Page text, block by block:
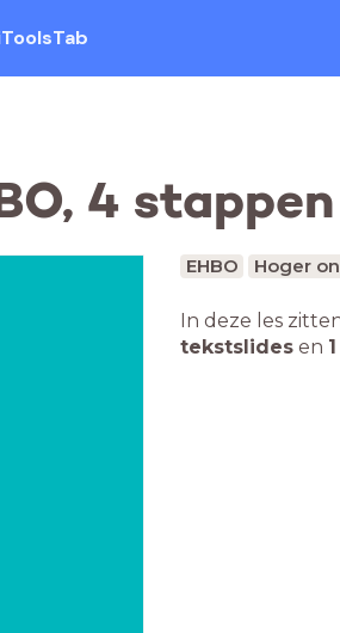
4
EHBO Hoger
In deze les
tekstslides en